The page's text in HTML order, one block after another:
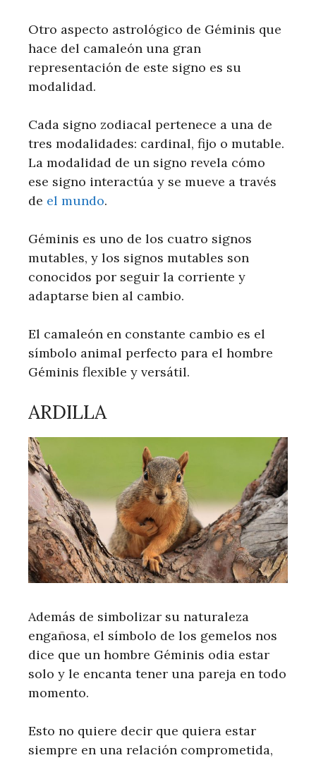
Otro aspecto astrológico de Géminis que
hace del camaleón una gran
representación de este signo es su
modalidad.
Cada signo zodiacal pertenece a una de
tres modalidades: cardinal, fijo o mutable.
La modalidad de un signo revela cómo
ese signo interactúa y se mueve a través
de el mundo.
Géminis es uno de los cuatro signos
mutables, y los signos mutables son
conocidos por seguir la corriente y
adaptarse bien al cambio.
El camaleón en constante cambio es el
símbolo animal perfecto para el hombre
Géminis flexible y versátil.
ARDILLA
Además de simbolizar su naturaleza
engañosa, el símbolo de los gemelos nos
dice que un hombre Géminis odia estar
solo y le encanta tener una pareja en todo
momento.
Esto no quiere decir que quiera estar
siempre en una relación comprometida,